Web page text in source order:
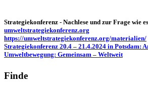
Strategiekonferenz - Nachlese und zur Frage wie
umweltstrategiekonferenz.org
https://umweltstrategiekonferenz.org/materialien/
Strategiekonferenz 20.4 – 21.4.2024 in Potsdam:
Umweltbewegung: Gemeinsam – Weltweit
Finde